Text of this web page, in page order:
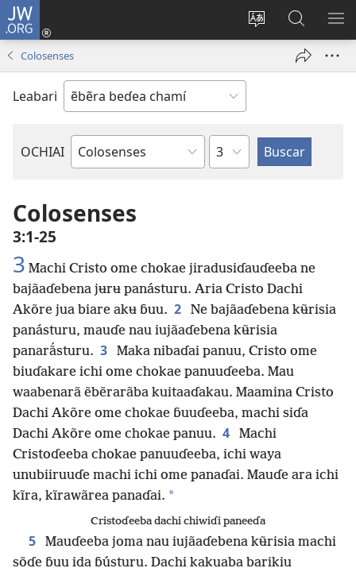
JW.ORG
Cambiar
del sitio
Eɗaa
wãyu
nueva
JW.ORG
Jurudai
Colosenses
Leabari
OCHIAI
Libro
Biblia
Capítulo
Colosenses
3:1-25
3 Machi Cristo ome chokae jiradusiɗauɗeeba ne
bajãaɗebena jʉrʉ panásturu. Aria Cristo Dachi
Akõre jua biare akʉ ɓuu. 2
Ne bajãaɗebena kʉ̃risia
panásturu, mauɗe nau iujãaɗebena kʉ̃risia
panarã́sturu. 3
Maka nibaɗai panuu, Cristo ome
biuɗakare ichi ome chokae panuuɗeeba. Mau
waabenarã ẽbẽrarãba kuitaaɗakau. Maamina Cristo
Dachi Akõre ome chokae ɓuuɗeeba, machi siɗa
Dachi Akõre ome chokae panuu. 4
Machi
Cristoɗeeba chokae panuuɗeeba, ichi waya
unubiiruuɗe machi ichi ome panaɗai. Mauɗe ara ichi
kĩra, kĩrawãrea panaɗai. *
Cristoɗeeba dachi chiwiɗi paneeɗa
5
Mauɗeeba joma nau iujãaɗebena kʉ̃risia machi
sõɗe ɓuu ida ɓústuru. Dachi kakuaba barikiu